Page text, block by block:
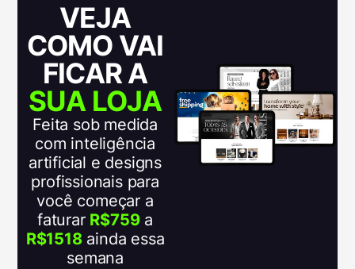
VEJA
COMO VAI
FICAR A
SUA LOJA
Feita sob medida
com inteligência
artificial e designs
profissionais para
você começar a
faturar R$759a
R$1518ainda essa
semana